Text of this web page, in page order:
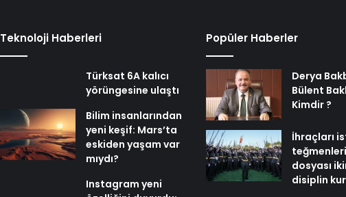
Teknoloji Haberleri
Türksat 6A kalıcı
yörüngesine ulaştı
Bilim insanlarından
yeni keşif: Mars’ta
eskiden yaşam var
mıydı?
Instagram yeni
Popüler Haberler
Derya
Bülent
Kimdir ?
İhraçları
dosyası
disiplin